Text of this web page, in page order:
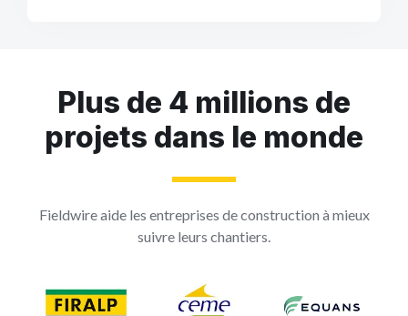
Plus de 4 millions de
projets dans le monde
Fieldwire aide les entreprises de construction à mieux
suivre leurs chantiers.